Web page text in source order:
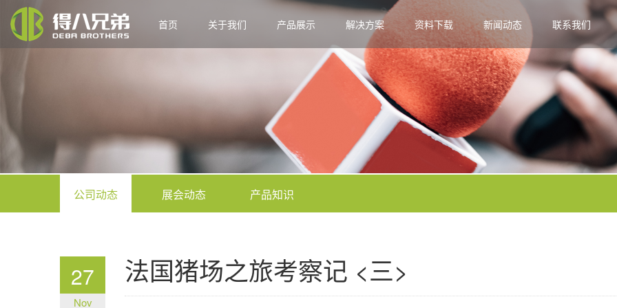
首页 关于我们 产品展示 解决方案 资料下载 新闻动态 联系我们
公司动态 展会动态 产品知识
27
Nov
法国猪场之旅考察记 <三>